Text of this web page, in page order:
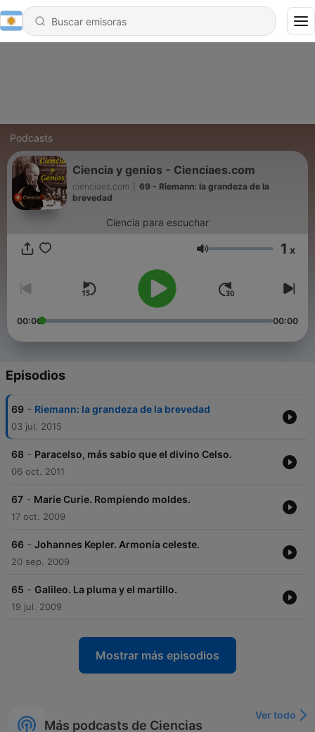
Podcasts
Ciencia y genios - Cienciaes.com
cienciaes.com
69 - Riemann: la grandeza de la
brevedad
Ciencia para escuchar
Volumen 1 x
00:00 00:00
Episodios
69 - Riemann: la grandeza de la brevedad
03 jul. 2015
68 - Paracelso, más sabio que el divino Celso.
06 oct. 2011
67 - Marie Curie. Rompiendo moldes.
17 oct. 2009
66 - Johannes Kepler. Armonía celeste.
20 sep. 2009
65 - Galileo. La pluma y el martillo.
19 jul. 2009
Mostrar más episodios
Más podcasts de Ciencias
Ver todo